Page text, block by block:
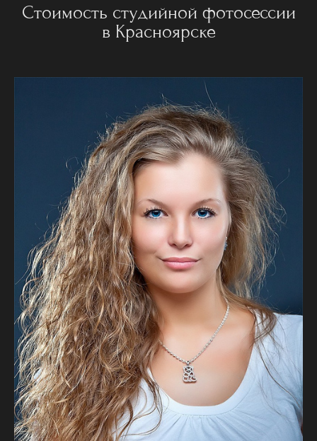
Стоимость студийной фотосессии
в Красноярске